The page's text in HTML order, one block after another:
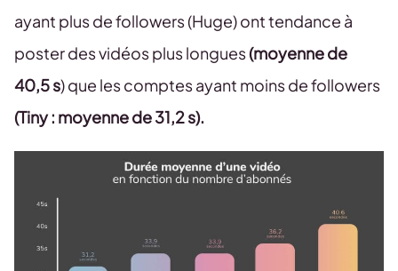
ayant plus de followers (Huge) ont tendance à
poster des vidéos plus longues(moyenne de
40,5 s) que les comptes ayant moins de followers
(Tiny : moyenne de 31,2 s).